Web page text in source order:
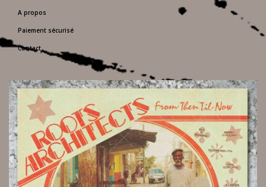
A propos
Paiement sécurisé
Contact